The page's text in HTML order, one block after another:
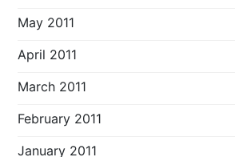
May 2011
April 2011
March 2011
February 2011
January 2011